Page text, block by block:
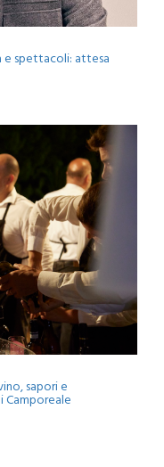
spettacoli: attesa
sapori e